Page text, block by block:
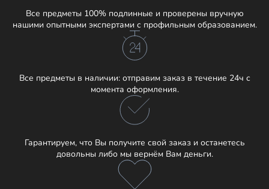
Все предметы 100% подлинные и проверены вручную
нашими опытными экспертами с профильным образованием.
Все предметы в наличии: отправим заказ в течение 24ч с
момента оформления.
Гарантируем, что Вы получите свой заказ и останетесь
довольны либо мы вернём Вам деньги.